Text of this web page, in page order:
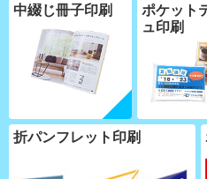
中綴じ冊子印刷
ポケット
ュ印刷
折パンフレット印刷